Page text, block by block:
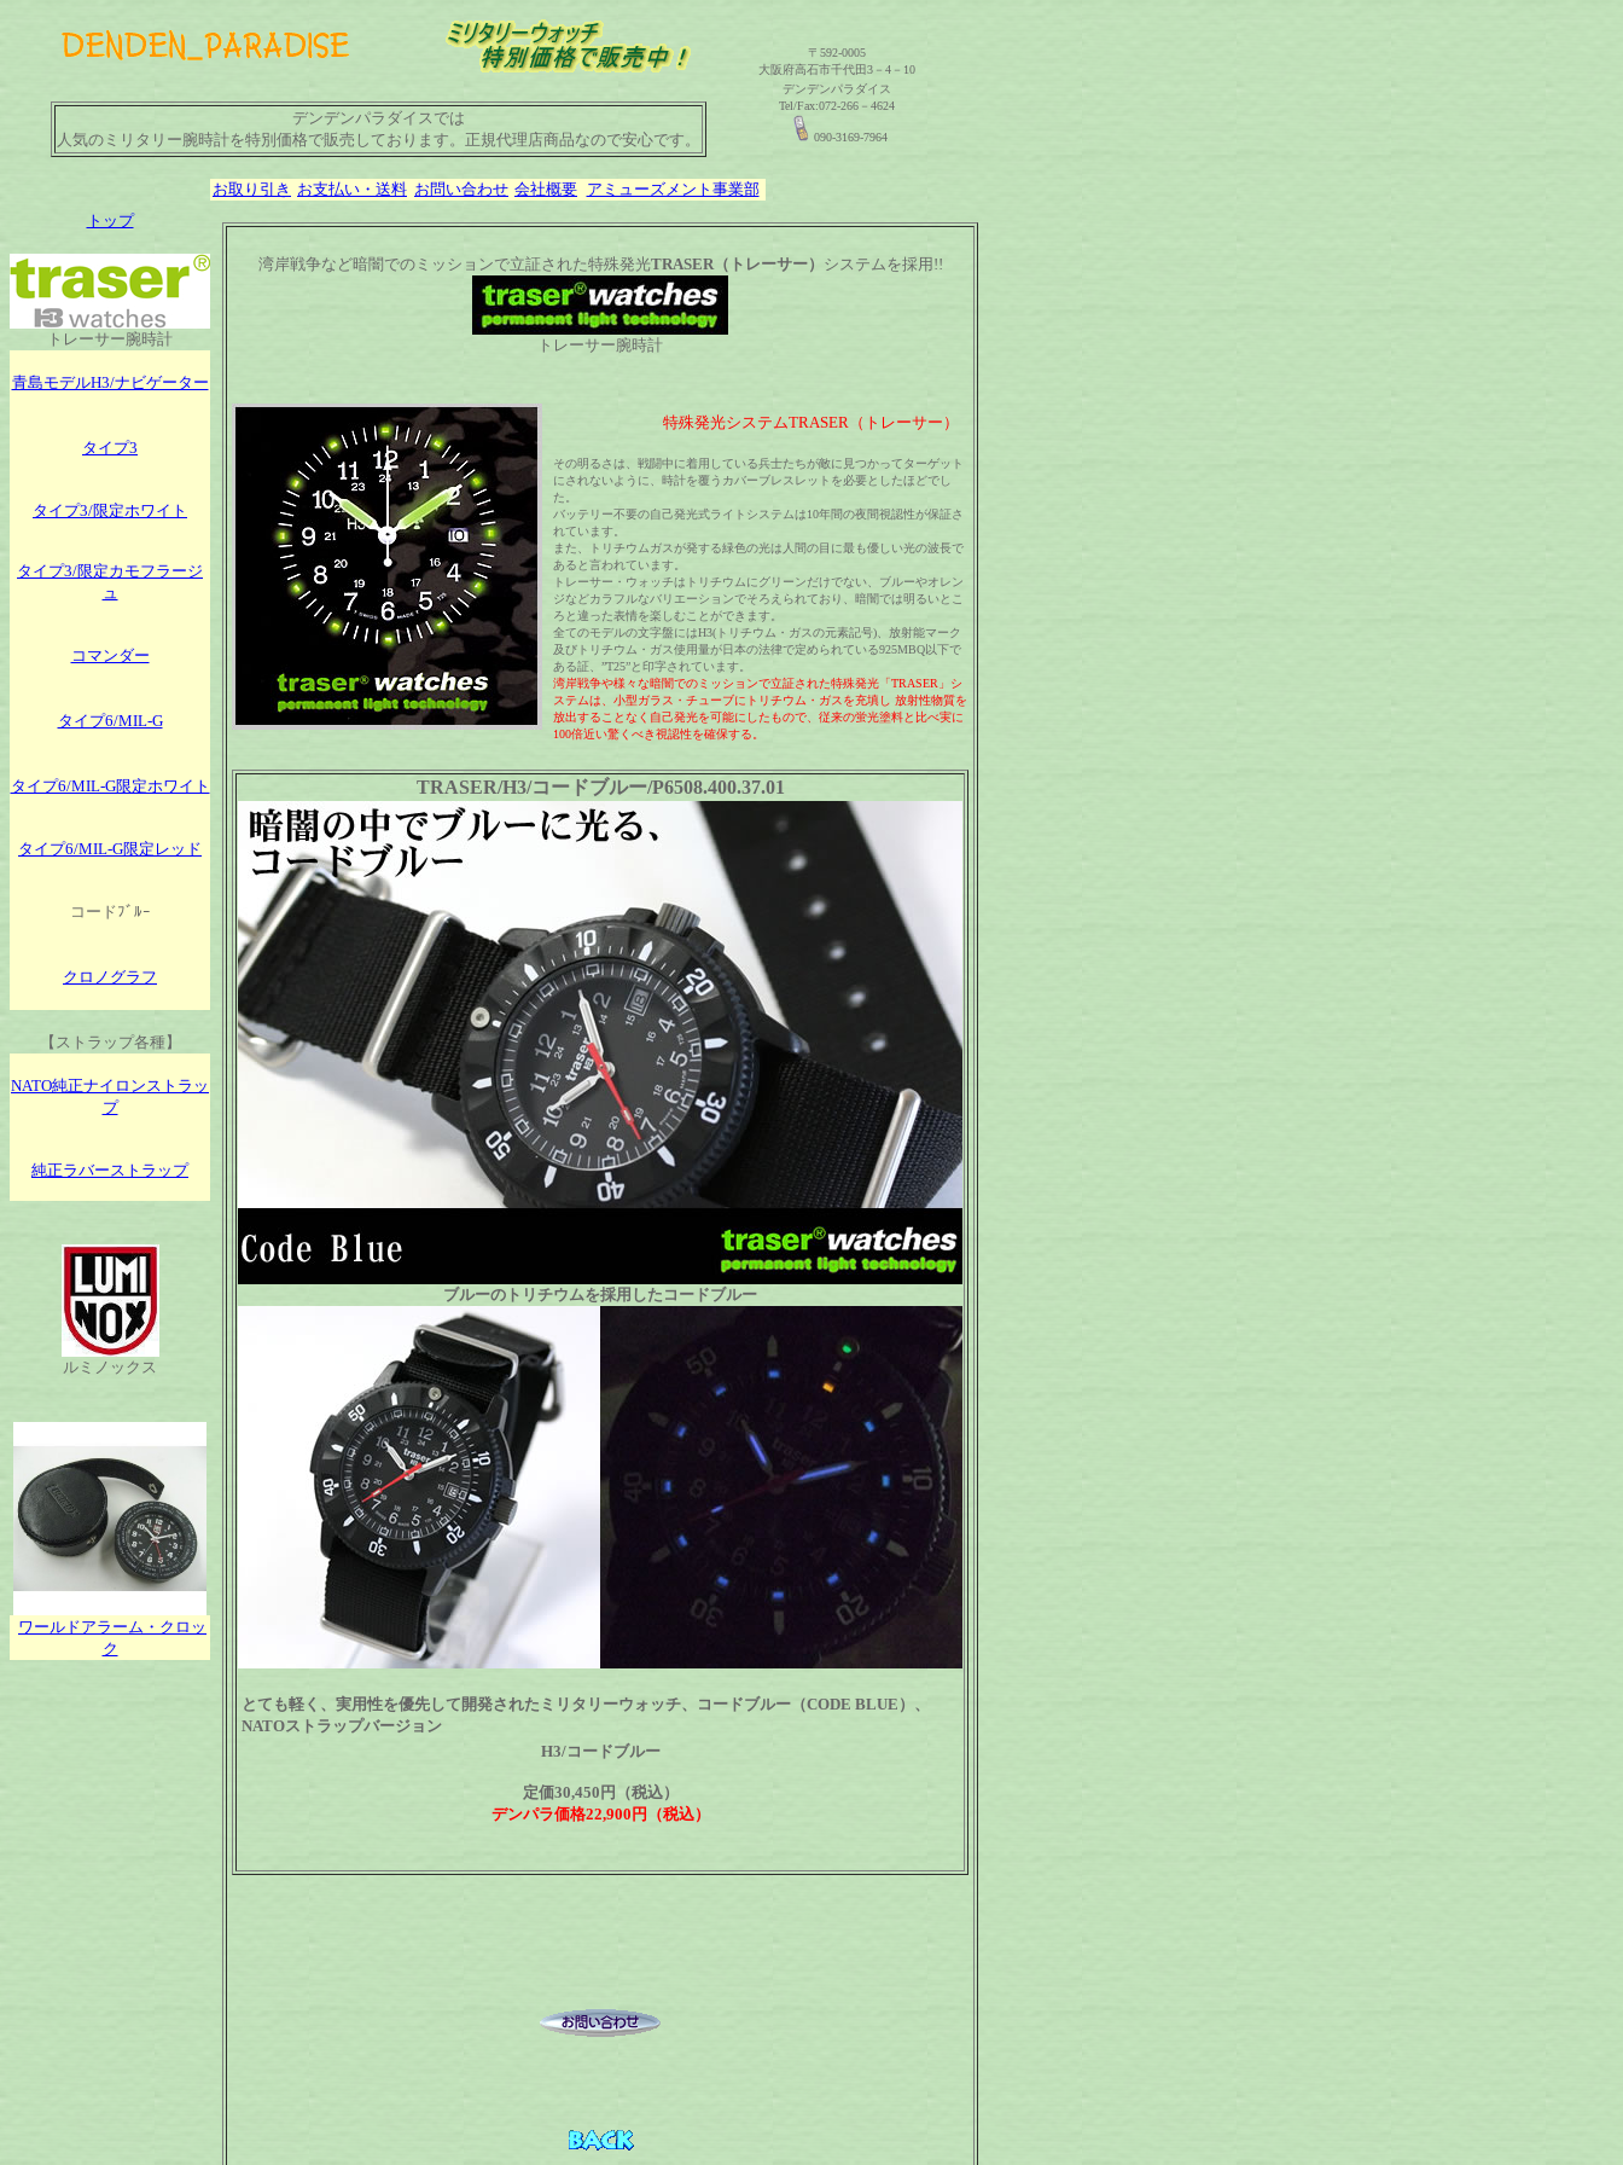
デンデンパラダイスでは
人気のミリタリー腕時計を特別価格で販売しております。正規代理店商品なので安心です。
〒592-0005
大阪府高石市千代田3－4－10
デンデンパラダイス
Tel/Fax:072-266－4624
090-3169-7964
お取り引き お支払い・送料 お問い合わせ 会社概要 アミューズメント事業部
トップ
トレーサー腕時計
青島モデルH3/ナビゲーター
タイプ3
タイプ3/限定ホワイト
タイプ3/限定カモフラージ
ュ
コマンダー
タイプ6/MIL-G
タイプ6/MIL-G限定ホワイト
タイプ6/MIL-G限定レッド
コードﾌﾞﾙｰ
クロノグラフ
【ストラップ各種】
NATO純正ナイロンストラッ
プ
純正ラバーストラップ
ルミノックス
ワールドアラーム・クロッ
ク
湾岸戦争など暗闇でのミッションで立証された特殊発光TRASER（トレーサー） システムを採用!!
トレーサー腕時計
特殊発光システムTRASER（トレーサー）
その明るさは、戦闘中に着用している兵士たちが敵に見つかってターゲット
にされないように、時計を覆うカバーブレスレットを必要としたほどでし
た。
バッテリー不要の自己発光式ライトシステムは10年間の夜間視認性が保証さ
れています。
また、トリチウムガスが発する緑色の光は人間の目に最も優しい光の波長で
あると言われています。
トレーサー・ウォッチはトリチウムにグリーンだけでない、ブルーやオレン
ジなどカラフルなバリエーションでそろえられており、暗闇では明るいとこ
ろと違った表情を楽しむことができます。
全てのモデルの文字盤にはH3(トリチウム・ガスの元素記号)、放射能マーク
及びトリチウム・ガス使用量が日本の法律で定められている925MBQ以下で
ある証、”T25”と印字されています。
湾岸戦争や様々な暗闇でのミッションで立証された特殊発光「TRASER」シ
ステムは、小型ガラス・チューブにトリチウム・ガスを充填し 放射性物質を
放出することなく自己発光を可能にしたもので、従来の蛍光塗料と比べ実に
100倍近い驚くべき視認性を確保する。
TRASER/H3/コードブルー/P6508.400.37.01
ブルーのトリチウムを採用したコードブルー
とても軽く、実用性を優先して開発されたミリタリーウォッチ、コードブルー（CODE BLUE）、
NATOストラップバージョン
H3/コードブルー
定価30,450円（税込）
デンパラ価格22,900円（税込）